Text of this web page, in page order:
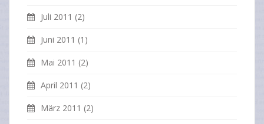
Juli 2011 (2)
Juni 2011 (1)
Mai 2011 (2)
April 2011 (2)
März 2011 (2)